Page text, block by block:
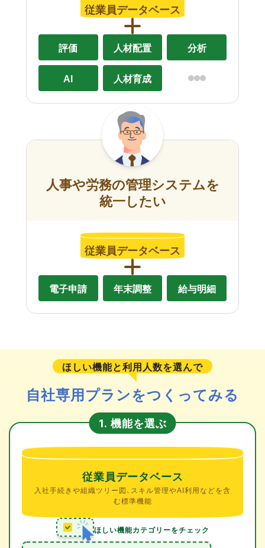
従業員データベース
評価 人材配置 分析
AI 人材育成
人事や労務の管理システムを
統一したい
従業員データベース
電子申請 年末調整 給与明細
ほしい機能と利用人数を選んで
自社専用プランをつくってみる
1. 機能を選ぶ
従業員データベース
入社手続きや組織ツリー図、スキル管理やAI利用などを含
む標準機能
ほしい機能カテゴリーをチェック